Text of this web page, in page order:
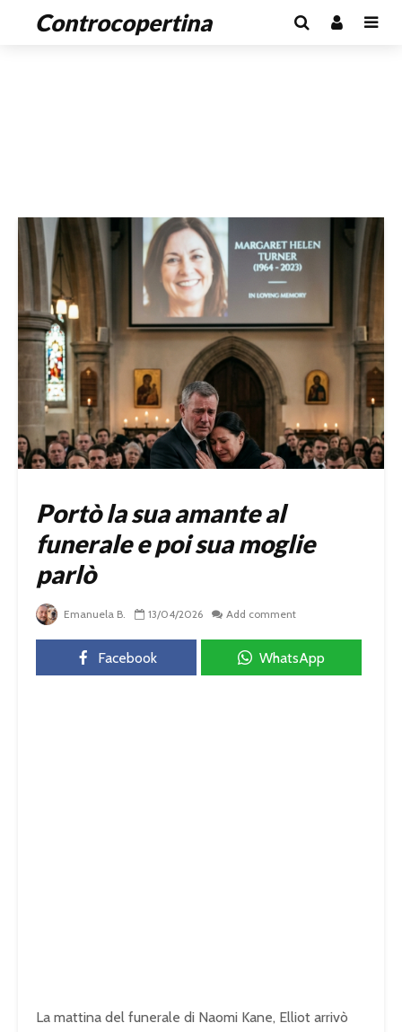
Controcopertina
Portò la sua amante al
funerale e poi sua moglie
parlò
Emanuela B. 13/04/2026 Add comment
Facebook WhatsApp
La mattina del funerale di Naomi Kane, Elliot arrivò